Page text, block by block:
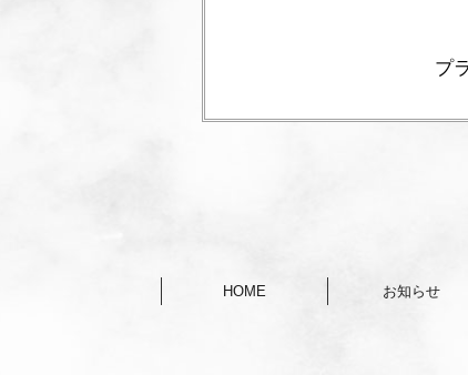
プ
HOME お知らせ